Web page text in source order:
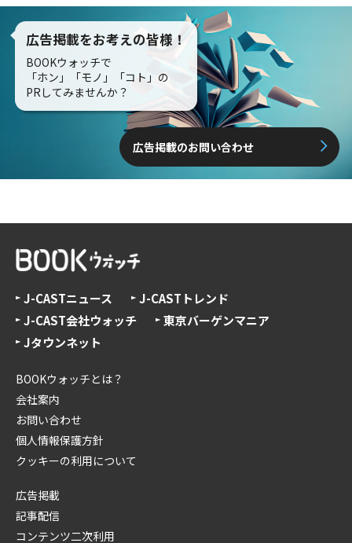
広告掲載をお考えの皆様！
BOOKウォッチで
「ホン」「モノ」「コト」の
PRしてみませんか？
広告掲載のお問い合わせ
J-CASTニュース
J-CASTトレンド
J-CAST会社ウォッチ
東京バーゲンマニア
Jタウンネット
BOOKウォッチとは？
会社案内
お問い合わせ
個人情報保護方針
クッキーの利用について
広告掲載
記事配信
コンテンツ二次利用